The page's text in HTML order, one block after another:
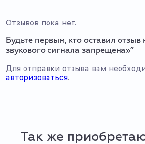
Отзывов пока нет.
Будьте первым, кто оставил
звукового сигнала запрещена»”
Для отправки отзыва вам
авторизоваться.
Так же